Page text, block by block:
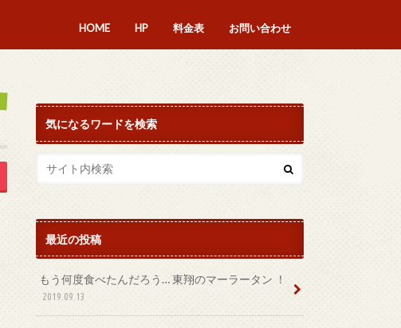
HOME HP 料金表 お問い合わせ
気になるワードを検索
最近の投稿
もう何度食べたんだろう… 東翔のマーラータン ！
2019.09.13